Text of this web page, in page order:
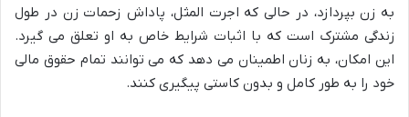
به زن بپردازد، در حالی که اجرت المثل، پاداش زحمات زن در طول
زندگی مشترک است که با اثبات شرایط خاص به او تعلق می گیرد.
این امکان، به زنان اطمینان می دهد که می توانند تمام حقوق مالی
خود را به طور کامل و بدون کاستی پیگیری کنند.